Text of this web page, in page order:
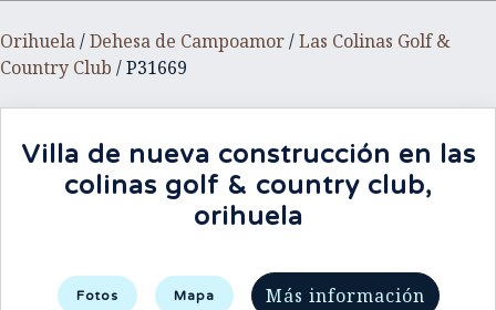
Orihuela/Dehesa de Campoamor/Las Colinas Golf &
Country Club / P31669
Villa de nueva construcción en las
colinas golf & country club,
orihuela
Fotos Mapa Más información